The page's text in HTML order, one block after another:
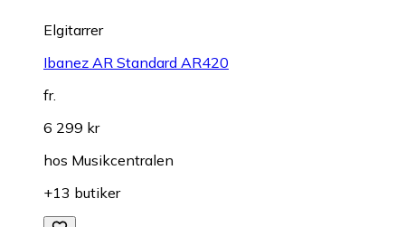
Elgitarrer
Ibanez AR Standard AR420
fr.
6 299 kr
hos Musikcentralen
+13 butiker